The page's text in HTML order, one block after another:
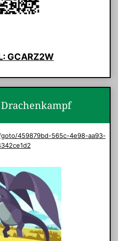
GCARZ2W
459879bd-565c-4e98-aa93-